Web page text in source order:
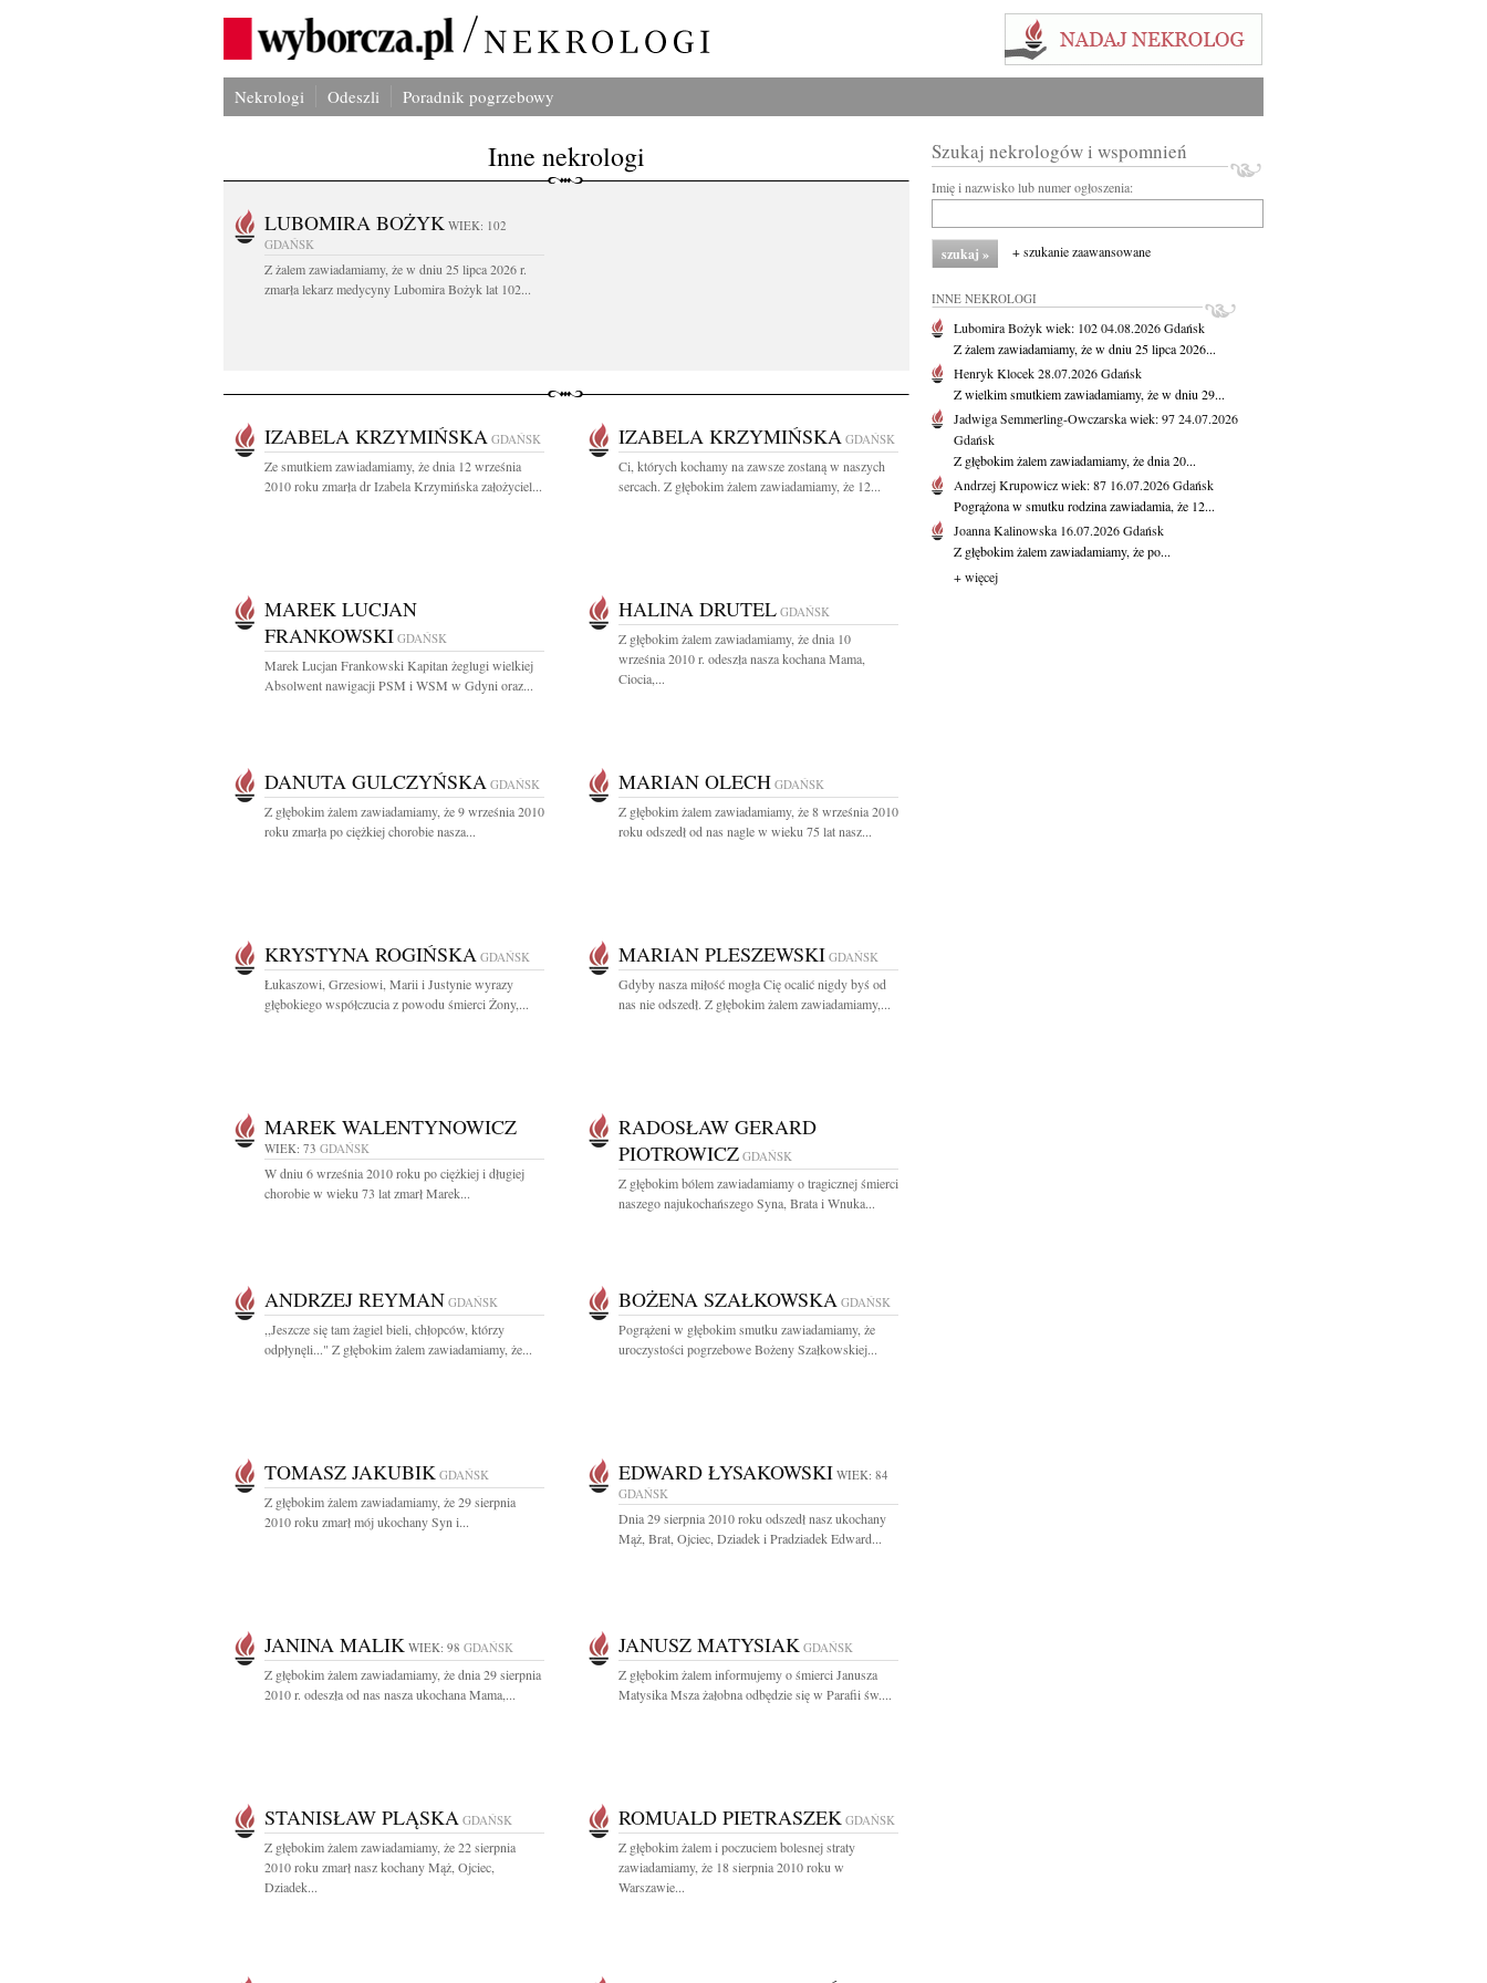
Nekrologi Odeszli Poradnik pogrzebowy
Inne nekrologi
LUBOMIRA BOŻYK WIEK: 102
GDAŃSK
Z żalem zawiadamiamy, że w dniu 25 lipca 2026 r.
zmarła lekarz medycyny Lubomira Bożyk lat 102...
IZABELA KRZYMIŃSKA GDAŃSK
Ze smutkiem zawiadamiamy, że dnia 12 września
2010 roku zmarła dr Izabela Krzymińska założyciel...
IZABELA KRZYMIŃSKA GDAŃSK
Ci, których kochamy na zawsze zostaną w naszych
sercach. Z głębokim żalem zawiadamiamy, że 12...
MAREK LUCJAN
FRANKOWSKI GDAŃSK
Marek Lucjan Frankowski Kapitan żeglugi wielkiej
Absolwent nawigacji PSM i WSM w Gdyni oraz...
HALINA DRUTEL GDAŃSK
Z głębokim żalem zawiadamiamy, że dnia 10
września 2010 r. odeszła nasza kochana Mama,
Ciocia,...
DANUTA GULCZYŃSKA GDAŃSK
Z głębokim żalem zawiadamiamy, że 9 września 2010
roku zmarła po ciężkiej chorobie nasza...
MARIAN OLECH GDAŃSK
Z głębokim żalem zawiadamiamy, że 8 września 2010
roku odszedł od nas nagle w wieku 75 lat nasz...
KRYSTYNA ROGIŃSKA GDAŃSK
Łukaszowi, Grzesiowi, Marii i Justynie wyrazy
głębokiego współczucia z powodu śmierci Żony,...
MARIAN PLESZEWSKI GDAŃSK
Gdyby nasza miłość mogła Cię ocalić nigdy byś od
nas nie odszedł. Z głębokim żalem zawiadamiamy,...
MAREK WALENTYNOWICZ
WIEK: 73 GDAŃSK
W dniu 6 września 2010 roku po ciężkiej i długiej
chorobie w wieku 73 lat zmarł Marek...
RADOSŁAW GERARD
PIOTROWICZ GDAŃSK
Z głębokim bólem zawiadamiamy o tragicznej śmierci
naszego najukochańszego Syna, Brata i Wnuka...
ANDRZEJ REYMAN GDAŃSK
,,Jeszcze się tam żagiel bieli, chłopców, którzy
odpłynęli..." Z głębokim żalem zawiadamiamy, że...
BOŻENA SZAŁKOWSKA GDAŃSK
Pogrążeni w głębokim smutku zawiadamiamy, że
uroczystości pogrzebowe Bożeny Szałkowskiej...
TOMASZ JAKUBIK GDAŃSK
Z głębokim żalem zawiadamiamy, że 29 sierpnia
2010 roku zmarł mój ukochany Syn i...
EDWARD ŁYSAKOWSKI WIEK: 84
GDAŃSK
Dnia 29 sierpnia 2010 roku odszedł nasz ukochany
Mąż, Brat, Ojciec, Dziadek i Pradziadek Edward...
JANINA MALIK WIEK: 98 GDAŃSK
Z głębokim żalem zawiadamiamy, że dnia 29 sierpnia
2010 r. odeszła od nas nasza ukochana Mama,...
JANUSZ MATYSIAK GDAŃSK
Z głębokim żalem informujemy o śmierci Janusza
Matysika Msza żałobna odbędzie się w Parafii św....
STANISŁAW PLĄSKA GDAŃSK
Z głębokim żalem zawiadamiamy, że 22 sierpnia
2010 roku zmarł nasz kochany Mąż, Ojciec,
Dziadek...
ROMUALD PIETRASZEK GDAŃSK
Z głębokim żalem i poczuciem bolesnej straty
zawiadamiamy, że 18 sierpnia 2010 roku w
Warszawie...
Szukaj nekrologów i wspomnień
Imię i nazwisko lub numer ogłoszenia:
+ szukanie zaawansowane
INNE NEKROLOGI
Lubomira Bożykwiek: 10204.08.2026Gdańsk
Z żalem zawiadamiamy, że w dniu 25 lipca 2026...
Henryk Klocek28.07.2026Gdańsk
Z wielkim smutkiem zawiadamiamy, że w dniu 29...
Jadwiga Semmerling-Owczarskawiek: 9724.07.2026
Gdańsk
Z głębokim żalem zawiadamiamy, że dnia 20...
Andrzej Krupowiczwiek: 87 16.07.2026Gdańsk
Pogrążona w smutku rodzina zawiadamia, że 12...
Joanna Kalinowska 16.07.2026Gdańsk
Z głębokim żalem zawiadamiamy, że po...
+ więcej